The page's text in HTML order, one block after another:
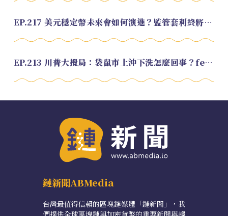
EP.217 美元穩定幣未來會如何演進？監管套利終將收斂？feat. 研究員 余哲安
EP.213 川普大攪局：袋鼠市上沖下洗怎麼回事？feat. Alvin
鏈新聞ABMedia
台灣最值得信賴的區塊鏈媒體「鏈新聞」，我